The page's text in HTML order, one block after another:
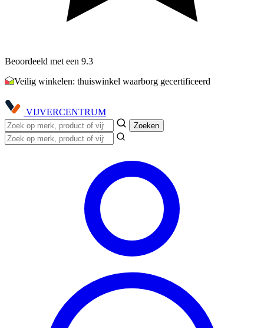
Beoordeeld met een 9.3
Veilig winkelen: thuiswinkel waarborg gecertificeerd
VIJVERCENTRUM
Zoeken